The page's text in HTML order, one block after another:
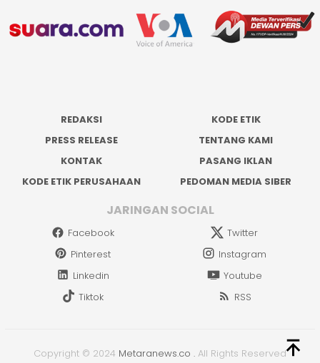
REDAKSI
KODE ETIK
PRESS RELEASE
TENTANG KAMI
KONTAK
PASANG IKLAN
KODE ETIK PERUSAHAAN
PEDOMAN MEDIA SIBER
JARINGAN SOCIAL
Facebook
Twitter
Pinterest
Instagram
Linkedin
Youtube
Tiktok
RSS
Copyright © 2024 Metaranews.co . All Rights Reserved